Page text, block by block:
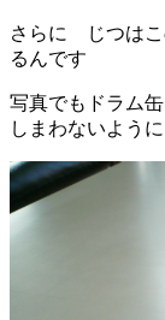
さらに じつはこ
るんです
写真でもドラム
しまわないよう